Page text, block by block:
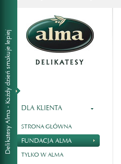
DLA KLIENTA
STRONA GŁÓWNA
FUNDACJA ALMA
TYLKO W ALMA